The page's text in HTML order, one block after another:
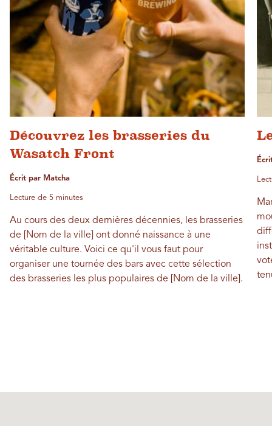
Découvrez les brasseries du
Wasatch Front
Écrit par Matcha
Lecture de 5 minutes
Au cours des deux dernières décennies, les brasseries
de [Nom de la ville] ont donné naissance à une
véritable culture. Voici ce qu'il vous faut pour
organiser une tournée des bars avec cette sélection
des brasseries les plus populaires de [Nom de la ville].